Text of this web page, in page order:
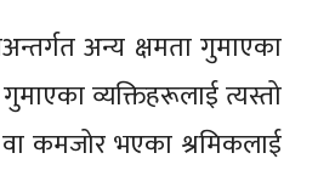
अन्य क्षमता गुमाएका
व्यक्तिहरूलाई त्यस्तो
वा कमजोर भएका श्रमिकलाई